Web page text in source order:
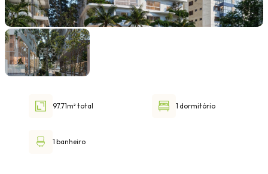
Faixa de valor
97.71m² total 1 dormitório
1 banheiro